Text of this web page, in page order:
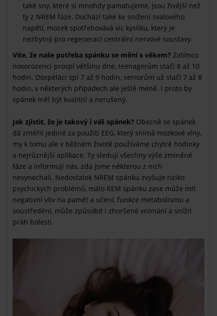
také sny, které si mnohdy pamatujeme, jsou živější než
ty z NREM fáze. Dochází také ke snížení svalového
napětí, mozek spotřebovává víc kyslíku, který je
nezbytný pro regeneraci centrální nervové soustavy.
Víte, že naše potřeba spánku se mění s věkem? Zatímco
novorozenci prospí většinu dne, teenagerům stačí 8 až 10
hodin. Dospěláci spí 7 až 9 hodin, seniorům už stačí 7 až 8
hodin, v některých případech ale ještě méně. I proto by
spánek měl být kvalitní a nerušený.
Jak zjistit, že je takový i váš spánek? Obecně se spánek
dá změřit jedině za použití EEG, který snímá mozkové vlny,
my k tomu ale v běžném životě používáme chytré hodinky
a nejrůznější aplikace. Ty sledují všechny výše zmíněné
fáze a informují nás, zda jsme některou z nich
nevynechali. Nedostatek NREM spánku zvyšuje riziko
psychických problémů, málo REM spánku zase může mít
negativní vliv na paměť a učení, funkce metabolismu a
soustředění, může způsobit i zhoršené vnímání a snížit
práh bolesti.